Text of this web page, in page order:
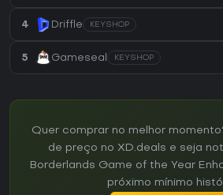
4 Driffle KEYSHOP
5 Gameseal KEYSHOP
Quer comprar no melhor
de preço no XD.deals e seja
Borderlands Game of the Year
próximo mínimo